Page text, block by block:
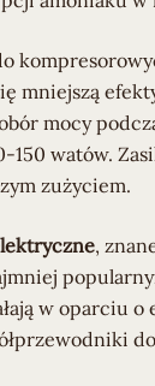
mniejszą
mocy
150 watów.
zużyciem.
,
w oparciu o